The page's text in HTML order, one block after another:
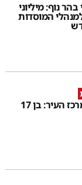
נוף: מיליוני
המוסדות
אירוע קשה במרכז העיר: בן 17